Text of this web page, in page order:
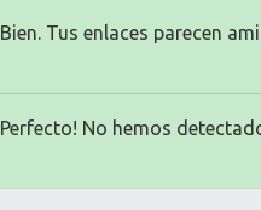
Bien. Tus enlaces parecen
Perfecto! No hemos